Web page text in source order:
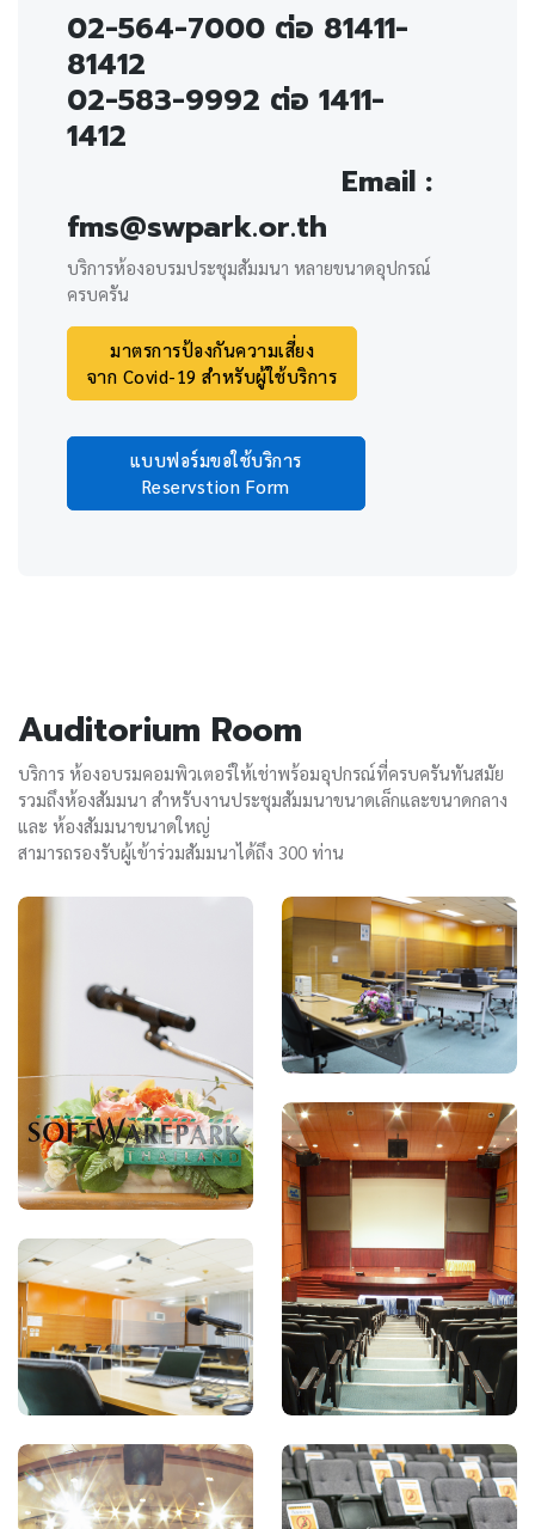
02-564-7000 ต่อ 81411-
81412
02-583-9992 ต่อ 1411-
1412
Email :
fms@swpark.or.th
บริการห้องอบรมประชุมสัมมนา หลายขนาดอุปกรณ์
ครบครัน
มาตรการป้องกันความเสี่ยง
จาก Covid-19 สำหรับผู้ใช้บริการ
แบบฟอร์มขอใช้บริการ
Reservstion Form
Auditorium Room
บริการ ห้องอบรมคอมพิวเตอร์ให้เช่าพร้อมอุปกรณ์ที่ครบครันทันสมัย
รวมถึงห้องสัมมนา สำหรับงานประชุมสัมมนาขนาดเล็กและขนาดกลาง
และ ห้องสัมมนาขนาดใหญ่
สามารถรองรับผู้เข้าร่วมสัมมนาได้ถึง 300 ท่าน